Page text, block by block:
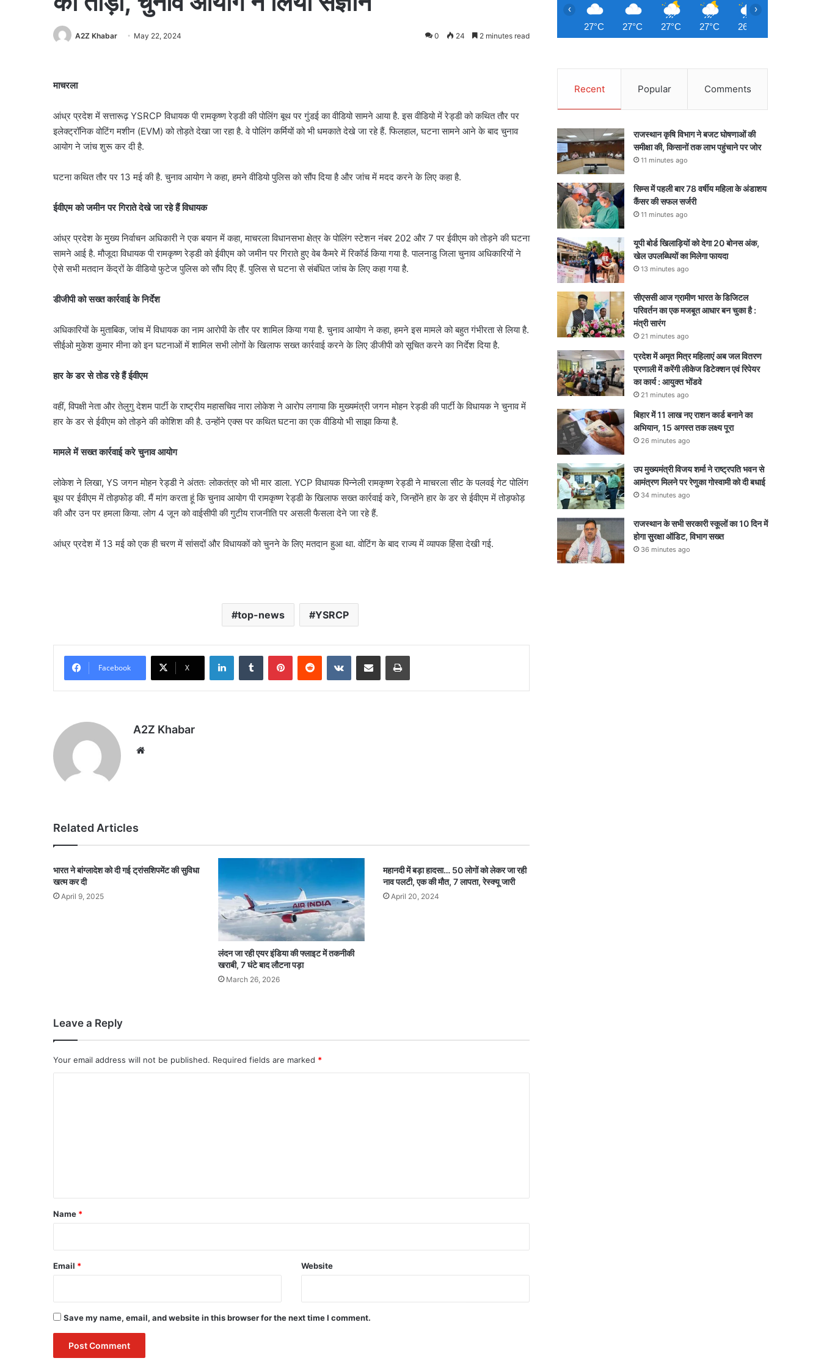
A2Z Khabar May 22, 2024 0 24 2 minutes read
माचरला
आंध्र प्रदेश में सत्तारूढ़ YSRCP विधायक पी रामकृष्ण रेड्डी की पोलिंग बूथ पर गुंडई का वीडियो सामने आया है. इस वीडियो में रेड्डी को कथित तौर पर
इलेक्ट्रॉनिक वोटिंग मशीन (EVM) को तोड़ते देखा जा रहा है. वे पोलिंग कर्मियों को भी धमकाते देखे जा रहे हैं. फिलहाल, घटना सामने आने के बाद चुनाव
आयोग ने जांच शुरू कर दी है.
घटना कथित तौर पर 13 मई की है. चुनाव आयोग ने कहा, हमने वीडियो पुलिस को सौंप दिया है और जांच में मदद करने के लिए कहा है.
ईवीएम को जमीन पर गिराते देखे जा रहे हैं विधायक
आंध्र प्रदेश के मुख्य निर्वाचन अधिकारी ने एक बयान में कहा, माचरला विधानसभा क्षेत्र के पोलिंग स्टेशन नंबर 202 और 7 पर ईवीएम को तोड़ने की घटना
सामने आई है. मौजूदा विधायक पी रामकृष्ण रेड्डी को ईवीएम को जमीन पर गिराते हुए वेब कैमरे में रिकॉर्ड किया गया है. पालनाडु जिला चुनाव अधिकारियों ने
ऐसे सभी मतदान केंद्रों के वीडियो फुटेज पुलिस को सौंप दिए हैं. पुलिस से घटना से संबंधित जांच के लिए कहा गया है.
डीजीपी को सख्त कार्रवाई के निर्देश
अधिकारियों के मुताबिक, जांच में विधायक का नाम आरोपी के तौर पर शामिल किया गया है. चुनाव आयोग ने कहा, हमने इस मामले को बहुत गंभीरता से लिया है.
सीईओ मुकेश कुमार मीना को इन घटनाओं में शामिल सभी लोगों के खिलाफ सख्त कार्रवाई करने के लिए डीजीपी को सूचित करने का निर्देश दिया है.
हार के डर से तोड रहे हैं ईवीएम
वहीं, विपक्षी नेता और तेलुगु देशम पार्टी के राष्ट्रीय महासचिव नारा लोकेश ने आरोप लगाया कि मुख्यमंत्री जगन मोहन रेड्डी की पार्टी के विधायक ने चुनाव में
हार के डर से ईवीएम को तोड़ने की कोशिश की है. उन्होंने एक्स पर कथित घटना का एक वीडियो भी साझा किया है.
मामले में सख्त कार्रवाई करे चुनाव आयोग
लोकेश ने लिखा, YS जगन मोहन रेड्डी ने अंततः लोकतंत्र को भी मार डाला. YCP विधायक पिन्नेली रामकृष्ण रेड्डी ने माचरला सीट के पलवई गेट पोलिंग
बूथ पर ईवीएम में तोड़फोड़ की. मैं मांग करता हूं कि चुनाव आयोग पी रामकृष्ण रेड्डी के खिलाफ सख्त कार्रवाई करे, जिन्होंने हार के डर से ईवीएम में तोड़फोड़
की और उन पर हमला किया. लोग 4 जून को वाईसीपी की गुटीय राजनीति पर असली फैसला देने जा रहे हैं.
आंध्र प्रदेश में 13 मई को एक ही चरण में सांसदों और विधायकों को चुनने के लिए मतदान हुआ था. वोटिंग के बाद राज्य में व्यापक हिंसा देखी गई.
top-news YSRCP
Facebook X
LinkedInTumblr PinterestReddit VKontakteShare via Email Print
A2Z Khabar
Related Articles
भारत ने बांग्लादेश को दी गई ट्रांसशिपमेंट की सुविधा
खत्म कर दी
April 9, 2025
लंदन जा रही एयर इंडिया की फ्लाइट में तकनीकी
खराबी, 7 घंटे बाद लौटना पड़ा
March 26, 2026
महानदी में बड़ा हादसा… 50 लोगों को लेकर जा रही
नाव पलटी, एक की मौत, 7 लापता, रेस्क्यू जारी
April 20, 2024
Leave a Reply
Your email address will not be published. Required fields are marked *
*
Name *
Email * Website
Save my name, email, and website in this browser for the next time I comment.
27°C 27°C 27°C 27°C 26°C
‹ ›
Recent Popular Comments
राजस्थान कृषि विभाग ने बजट घोषणाओं की
समीक्षा की, किसानों तक लाभ पहुंचाने पर जोर
11 minutes ago
सिम्स में पहली बार 78 वर्षीय महिला के अंडाशय
कैंसर की सफल सर्जरी
11 minutes ago
यूपी बोर्ड खिलाड़ियों को देगा 20 बोनस अंक,
खेल उपलब्धियों का मिलेगा फायदा
13 minutes ago
सीएससी आज ग्रामीण भारत के डिजिटल
परिवर्तन का एक मजबूत आधार बन चुका है :
मंत्री सारंग
21 minutes ago
प्रदेश में अमृत मित्र महिलाएं अब जल वितरण
प्रणाली में करेंगी लीकेज डिटेक्शन एवं रिपेयर
का कार्य : आयुक्त भोंडवे
21 minutes ago
बिहार में 11 लाख नए राशन कार्ड बनाने का
अभियान, 15 अगस्त तक लक्ष्य पूरा
26 minutes ago
उप मुख्यमंत्री विजय शर्मा ने राष्ट्रपति भवन से
आमंत्रण मिलने पर रेणुका गोस्वामी को दी बधाई
34 minutes ago
राजस्थान के सभी सरकारी स्कूलों का 10 दिन में
होगा सुरक्षा ऑडिट, विभाग सख्त
36 minutes ago